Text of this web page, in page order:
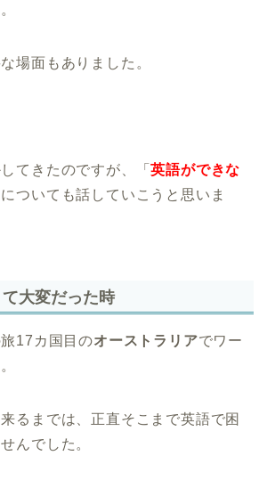
場面もありました。
てきたのですが、「英語ができな
についても話していこうと思いま
大変だった時
17カ国目のオーストラリアでワー
るまでは、正直そこまで英語で困
んでした。